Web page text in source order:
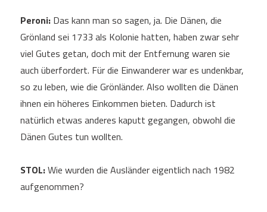
Peroni:Das kann man so sagen, ja. Die Dänen, die
Grönland sei 1733 als Kolonie hatten, haben zwar sehr
viel Gutes getan, doch mit der Entfernung waren sie
auch überfordert. Für die Einwanderer war es undenkbar,
so zu leben, wie die Grönländer. Also wollten die Dänen
ihnen ein höheres Einkommen bieten. Dadurch ist
natürlich etwas anderes kaputt gegangen, obwohl die
Dänen Gutes tun wollten.
STOL:Wie wurden die Ausländer eigentlich nach 1982
aufgenommen?